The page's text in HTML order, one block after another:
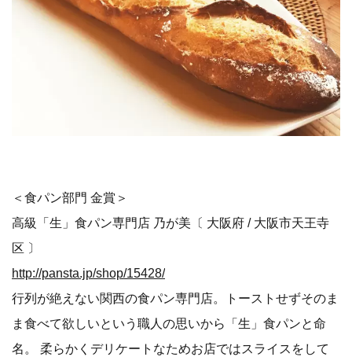
＜食パン部門 金賞＞
高級「生」食パン専門店 乃が美〔 大阪府 / 大阪市天王寺
区 〕
http://pansta.jp/shop/15428/
行列が絶えない関西の食パン専門店。トーストせずそのま
ま食べて欲しいという職人の思いから「生」食パンと命
名。 柔らかくデリケートなためお店ではスライスをして